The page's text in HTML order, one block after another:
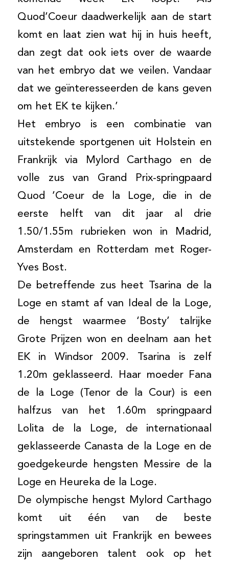
Quod’Coeur daadwerkelijk aan de start
komt en laat zien wat hij in huis heeft,
dan zegt dat ook iets over de waarde
van het embryo dat we veilen. Vandaar
dat we geïnteresseerden de kans geven
om het EK te kijken.’
Het embryo is een combinatie van
uitstekende sportgenen uit Holstein en
Frankrijk via Mylord Carthago en de
volle zus van Grand Prix-springpaard
Quod ’Coeur de la Loge, die in de
eerste helft van dit jaar al drie
1.50/1.55m rubrieken won in Madrid,
Amsterdam en Rotterdam met Roger-
Yves Bost.
De betreffende zus heet Tsarina de la
Loge en stamt af van Ideal de la Loge,
de hengst waarmee ‘Bosty’ talrijke
Grote Prijzen won en deelnam aan het
EK in Windsor 2009. Tsarina is zelf
1.20m geklasseerd. Haar moeder Fana
de la Loge (Tenor de la Cour) is een
halfzus van het 1.60m springpaard
Lolita de la Loge, de internationaal
geklasseerde Canasta de la Loge en de
goedgekeurde hengsten Messire de la
Loge en Heureka de la Loge.
De olympische hengst Mylord Carthago
komt uit één van de beste
springstammen uit Frankrijk en bewees
zijn aangeboren talent ook op het